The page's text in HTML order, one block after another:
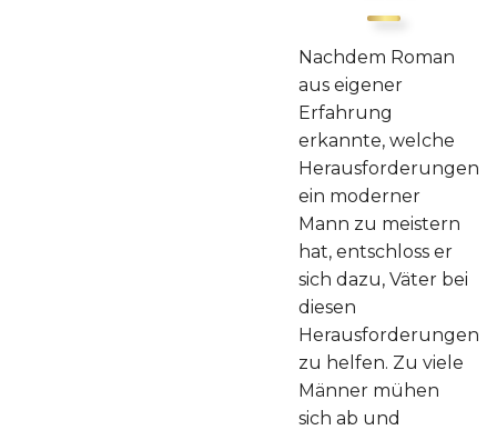
Nachdem Roman
aus eigener
Erfahrung
erkannte, welche
Herausforderungen
ein moderner
Mann zu meistern
hat, entschloss er
sich dazu, Väter bei
diesen
Herausforderungen
zu helfen. Zu viele
Männer mühen
sich ab und